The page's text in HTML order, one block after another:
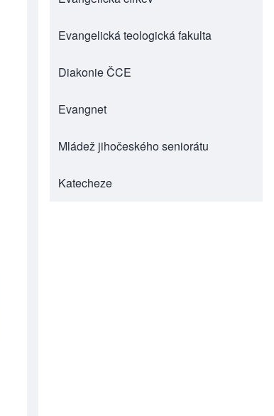
Evangelická teologická fakulta
(opens in new tab)
Diakonie ČCE
(opens in new tab)
Evangnet
(opens in new tab)
Mládež jihočeského seniorátu
(opens in new tab)
Katecheze
(opens in new tab)